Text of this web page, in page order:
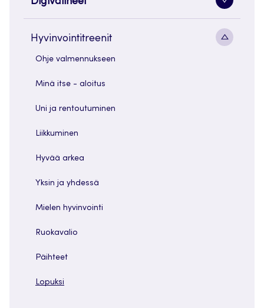
painike
Hyvinvointitreenit
Ohje valmennukseen
Minä itse - aloitus
Uni ja rentoutuminen
Liikkuminen
Hyvää arkea
Yksin ja yhdessä
Mielen hyvinvointi
Ruokavalio
Päihteet
Lopuksi